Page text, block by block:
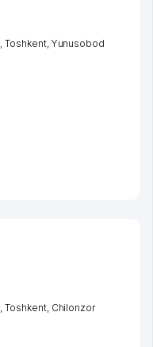
,Toshkent, Yunusobod
,Toshkent, Chilonzor